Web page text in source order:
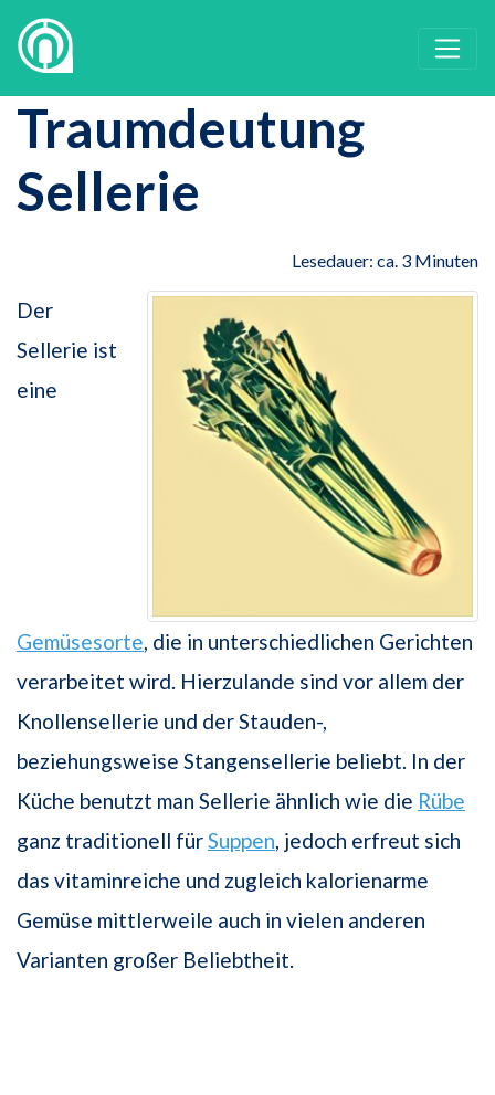
Traumdeutung
Sellerie
Lesedauer: ca. 3 Minuten
Der
Sellerie ist
eine
Gemüsesorte, die in unterschiedlichen Gerichten
verarbeitet wird. Hierzulande sind vor allem der
Knollensellerie und der Stauden-,
beziehungsweise Stangensellerie beliebt. In der
Küche benutzt man Sellerie ähnlich wie die Rübe
ganz traditionell fürSuppen, jedoch erfreut sich
das vitaminreiche und zugleich kalorienarme
Gemüse mittlerweile auch in vielen anderen
Varianten großer Beliebtheit.